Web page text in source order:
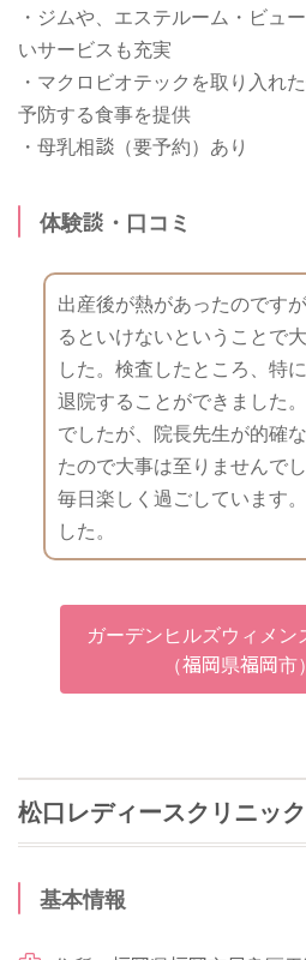
・ジムや、エステルーム・ビュ
いサービスも充実
・マクロビオテックを取り入れ
予防する食事を提供
・母乳相談（要予約）あり
体験談・口コミ
出産後が熱があったのです
るといけないということで
した。検査したところ、特
退院することができました
でしたが、院長先生が的確
たので大事は至りませんで
毎日楽しく過ごしています
した。
ガーデンヒルズウィメ
（福岡県福岡
松口レディースクリニッ
基本情報